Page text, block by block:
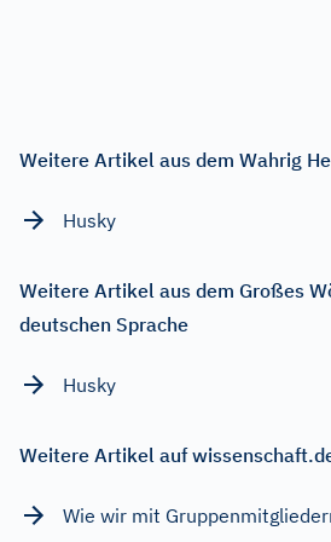
Weitere Artikel aus dem Wahrig
Husky
Weitere Artikel aus dem Großes
deutschen Sprache
Husky
Weitere Artikel auf
Wie wir mit